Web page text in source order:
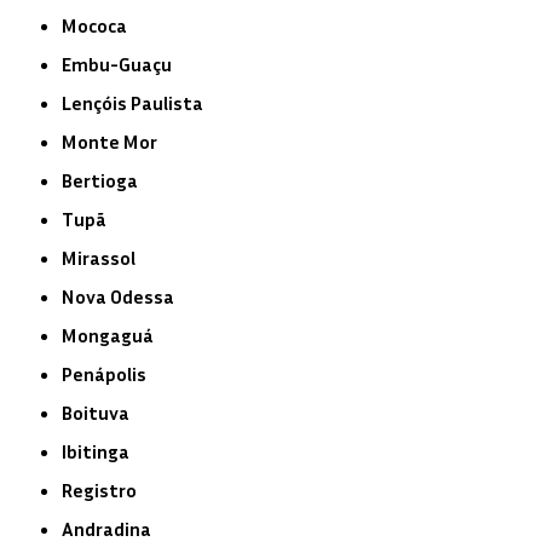
Mococa
Embu-Guaçu
Lençóis Paulista
Monte Mor
Bertioga
Tupã
Mirassol
Nova Odessa
Mongaguá
Penápolis
Boituva
Ibitinga
Registro
Andradina